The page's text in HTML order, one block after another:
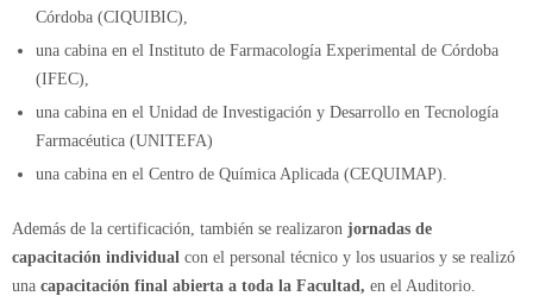
Córdoba (CIQUIBIC),
una cabina en el Instituto de Farmacología Experimental de Córdoba
(IFEC),
una cabina en el Unidad de Investigación y Desarrollo en Tecnología
Farmacéutica (UNITEFA)
una cabina en el Centro de Química Aplicada (CEQUIMAP).
Además de la certificación, también se realizaron jornadas de
capacitación individual con el personal técnico y los usuarios y se realizó
una capacitación final abierta a toda la Facultad, en el Auditorio.